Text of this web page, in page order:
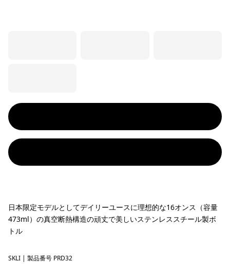
日本限定モデルとしてデイリーユースに理想的な16オンス（容量
473ml）の真空断熱構造の頑丈で美しいステンレススチール製ボ
トル
73 Skyline: Ink Black
SKLI | 製品番号 PRD32